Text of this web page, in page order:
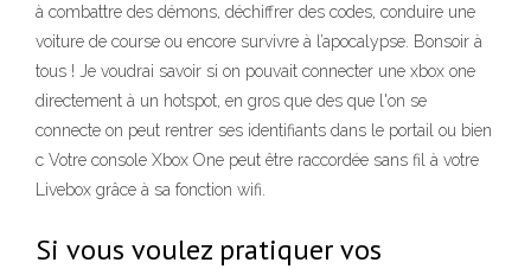
à combattre des démons, déchiffrer des codes, conduire une
voiture de course ou encore survivre à l’apocalypse. Bonsoir à
tous ! Je voudrai savoir si on pouvait connecter une xbox one
directement à un hotspot, en gros que des que l'on se
connecte on peut rentrer ses identifiants dans le portail ou bien
c Votre console Xbox One peut être raccordée sans fil à votre
Livebox grâce à sa fonction wifi.
Si vous voulez pratiquer vos